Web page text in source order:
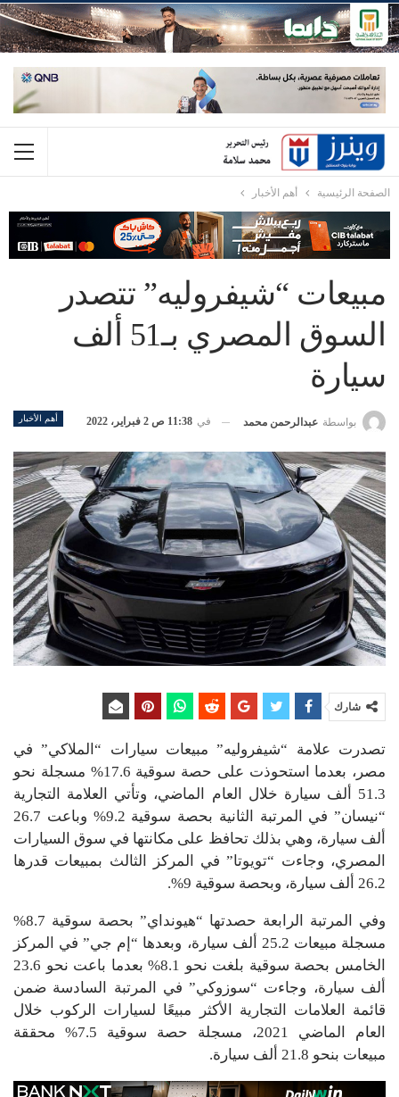
الصفحة الرئيسية أهم الأخبار
مبيعات “شيفروليه” تتصدر
السوق المصري بـ51 ألف
سيارة
أهم الأخبار بواسطة عبدالرحمن محمد في 11:38 ص 2 فبراير، 2022
شارك
تصدرت علامة “شيفروليه” مبيعات سيارات “الملاكي” في
مصر، بعدما استحوذت على حصة سوقية 17.6% مسجلة نحو
51.3 ألف سيارة خلال العام الماضي، وتأتي العلامة التجارية
“نيسان” في المرتبة الثانية بحصة سوقية 9.2% وباعت 26.7
ألف سيارة، وهي بذلك تحافظ على مكانتها في سوق السيارات
المصري، وجاءت “تويوتا” في المركز الثالث بمبيعات قدرها
26.2 ألف سيارة، وبحصة سوقية 9%.
وفي المرتبة الرابعة حصدتها “هيونداي” بحصة سوقية 8.7%
مسجلة مبيعات 25.2 ألف سيارة، وبعدها “إم جي” في المركز
الخامس بحصة سوقية بلغت نحو 8.1% بعدما باعت نحو 23.6
ألف سيارة، وجاءت “سوزوكي” في المرتبة السادسة ضمن
قائمة العلامات التجارية الأكثر مبيعًا لسيارات الركوب خلال
العام الماضي 2021، مسجلة حصة سوقية 7.5% محققة
مبيعات بنحو 21.8 ألف سيارة.